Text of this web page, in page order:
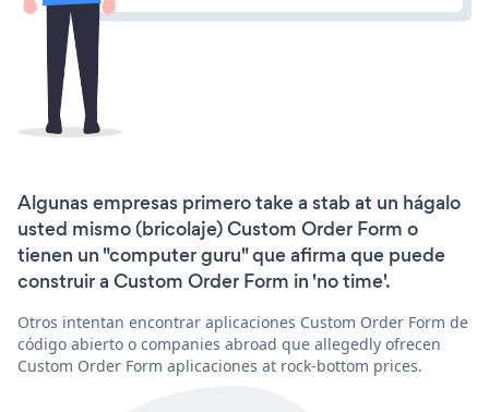
Algunas empresas primero take a stab at un hágalo
usted mismo (bricolaje) Custom Order Form o
tienen un "computer guru" que afirma que puede
construir a Custom Order Form in 'no time'.
Otros intentan encontrar aplicaciones Custom Order Form de
código abierto o companies abroad que allegedly ofrecen
Custom Order Form aplicaciones at rock-bottom prices.